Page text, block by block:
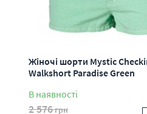
Жіночі шорти Mystic
Walkshort Paradise Green
В наявності
2 576грн